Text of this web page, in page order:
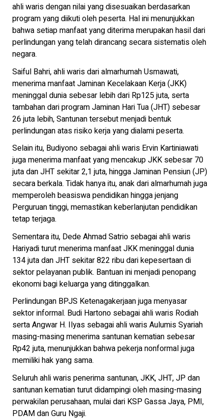
ahli waris dengan nilai yang disesuaikan berdasarkan
program yang diikuti oleh peserta. Hal ini menunjukkan
bahwa setiap manfaat yang diterima merupakan hasil dari
perlindungan yang telah dirancang secara sistematis oleh
negara.
Saiful Bahri, ahli waris dari almarhumah Usmawati,
menerima manfaat Jaminan Kecelakaan Kerja (JKK)
meninggal dunia sebesar lebih dari Rp125 juta, serta
tambahan dari program Jaminan Hari Tua (JHT) sebesar
26 juta lebih, Santunan tersebut menjadi bentuk
perlindungan atas risiko kerja yang dialami peserta.
Selain itu, Budiyono sebagai ahli waris Ervin Kartiniawati
juga menerima manfaat yang mencakup JKK sebesar 70
juta dan JHT sekitar 2,1 juta, hingga Jaminan Pensiun (JP)
secara berkala. Tidak hanya itu, anak dari almarhumah juga
memperoleh beasiswa pendidikan hingga jenjang
Perguruan tinggi, memastikan keberlanjutan pendidikan
tetap terjaga.
Sementara itu, Dede Ahmad Satrio sebagai ahli waris
Hariyadi turut menerima manfaat JKK meninggal dunia
134 juta dan JHT sekitar 822 ribu dari kepesertaan di
sektor pelayanan publik. Bantuan ini menjadi penopang
ekonomi bagi keluarga yang ditinggalkan.
Perlindungan BPJS Ketenagakerjaan juga menyasar
sektor informal. Budi Hartono sebagai ahli waris Rodiah
serta Angwar H. Ilyas sebagai ahli waris Aulumis Syariah
masing-masing menerima santunan kematian sebesar
Rp42 juta, menunjukkan bahwa pekerja nonformal juga
memiliki hak yang sama.
Seluruh ahli waris penerima santunan, JKK, JHT, JP dan
santunan kematian turut didampingi oleh masing-masing
perwakilan perusahaan, mulai dari KSP Gassa Jaya, PMI,
PDAM dan Guru Ngaji.